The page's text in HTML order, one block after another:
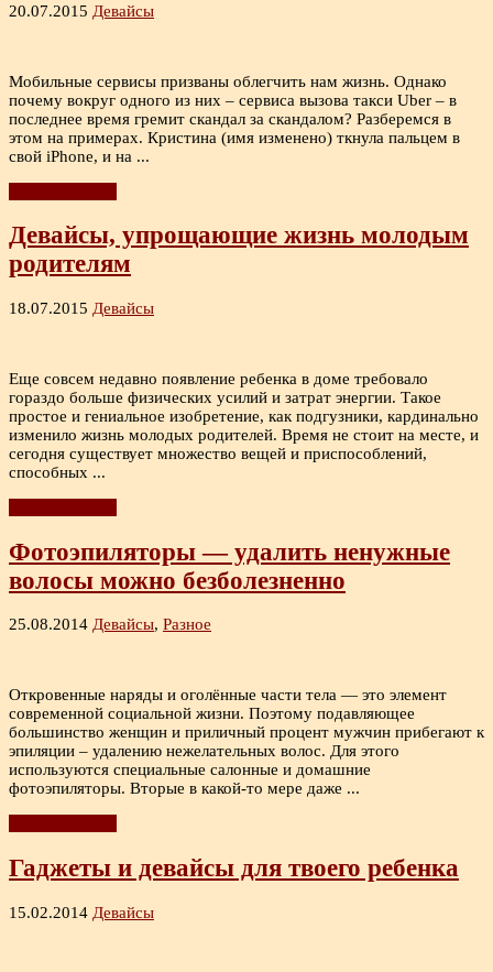
20.07.2015 Девайсы
Мобильные сервисы призваны облегчить нам жизнь. Однако
почему вокруг одного из них – сервиса вызова такси Uber – в
последнее время гремит скандал за скандалом? Разберемся в
этом на примерах. Кристина (имя изменено) ткнула пальцем в
свой iPhone, и на ...
Девайсы, упрощающие жизнь молодым
родителям
18.07.2015 Девайсы
Еще совсем недавно появление ребенка в доме требовало
гораздо больше физических усилий и затрат энергии. Такое
простое и гениальное изобретение, как подгузники, кардинально
изменило жизнь молодых родителей. Время не стоит на месте, и
сегодня существует множество вещей и приспособлений,
способных ...
Фотоэпиляторы — удалить ненужные
волосы можно безболезненно
25.08.2014 Девайсы, Разное
Откровенные наряды и оголённые части тела — это элемент
современной социальной жизни. Поэтому подавляющее
большинство женщин и приличный процент мужчин прибегают к
эпиляции – удалению нежелательных волос. Для этого
используются специальные салонные и домашние
фотоэпиляторы. Вторые в какой-то мере даже ...
Гаджеты и девайсы для твоего ребенка
15.02.2014 Девайсы